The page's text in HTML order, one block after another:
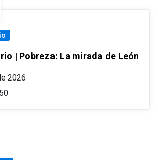
| Pobreza: La mirada de León
2026